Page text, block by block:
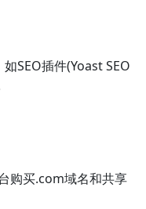
SEO插件(Yoast SEO
购买.com域名和共享